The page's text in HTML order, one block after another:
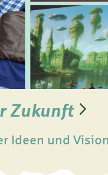
Zukunft
Ideen und